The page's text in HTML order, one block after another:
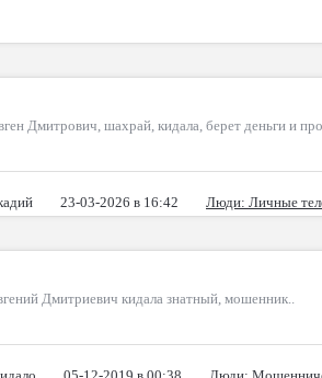
Дмитрович, шахрай, кидала, берет деньги и
23-03-2026 в 16:42 Люди: Личные
Дмитриевич кидала знатный, мошенник..